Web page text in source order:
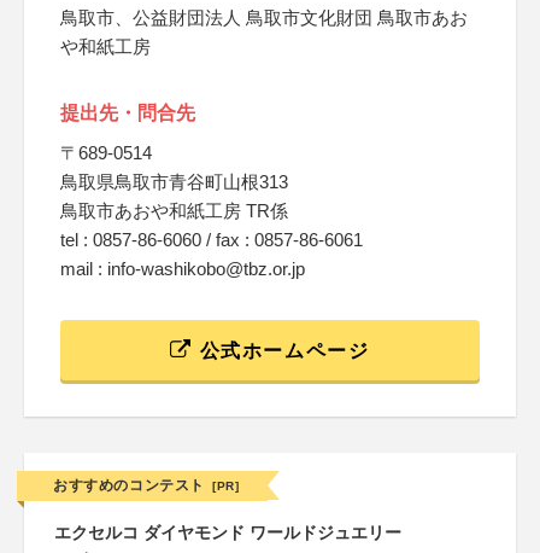
鳥取市、公益財団法人 鳥取市文化財団 鳥取市あお
や和紙工房
提出先・問合先
〒689-0514
鳥取県鳥取市青谷町山根313
鳥取市あおや和紙工房 TR係
tel : 0857-86-6060 / fax : 0857-86-6061
mail : info-washikobo@tbz.or.jp
公式ホームページ
おすすめのコンテスト [PR]
エクセルコ ダイヤモンド ワールドジュエリー